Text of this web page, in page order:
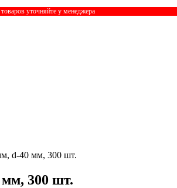
уточняйте у менеджера
d-40 мм, 300 шт.
300 шт.